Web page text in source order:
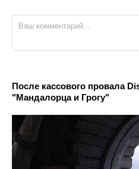
После кассового провала
"Мандалорца и Грогу"